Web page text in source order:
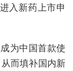
入新药上市申
为中国首款使
而填补国内新